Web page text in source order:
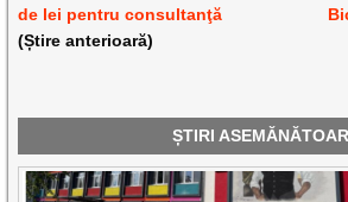
de lei pentru consultanţă
(Știre anterioară)
ȘTIRI